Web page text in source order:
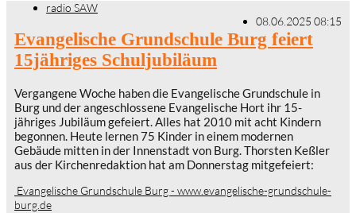
radio SAW
08.06.2025 08:15
Evangelische Grundschule Burg feiert
15jähriges Schuljubiläum
Vergangene Woche haben die Evangelische Grundschule in
Burg und der angeschlossene Evangelische Hort ihr 15-
jähriges Jubiläum gefeiert. Alles hat 2010 mit acht Kindern
begonnen. Heute lernen 75 Kinder in einem modernen
Gebäude mitten in der Innenstadt von Burg. Thorsten Keßler
aus der Kirchenredaktion hat am Donnerstag mitgefeiert:
Evangelische Grundschule Burg - www.evangelische-grundschule-
burg.de